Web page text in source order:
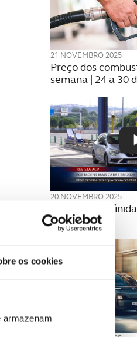
os cookies
armazenam
21 NOVEMBRO 2025
Preço dos
semana | 24 a 30
20 NOVEMBRO 2025
Como são
portagens?